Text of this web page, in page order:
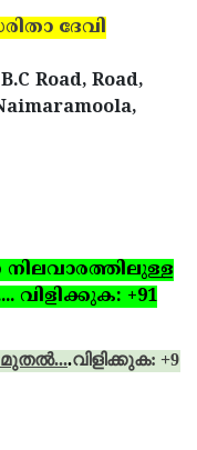
ദേവി
Road, Road,
വിളിക്കുക: +91
മുതല്‍....വിളിക്കുക: +91